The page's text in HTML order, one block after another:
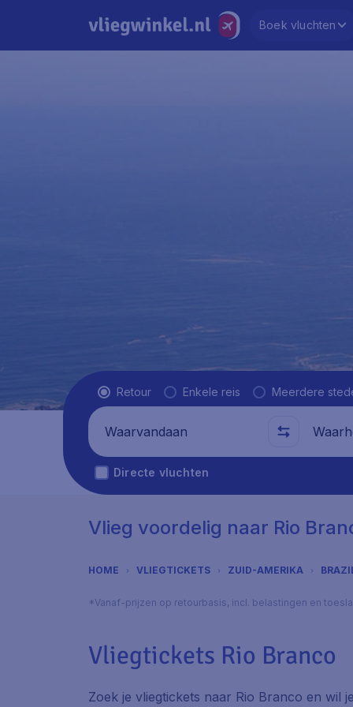
Boek vluchten
Vluchttype
Retour Enkele reis Meerdere
Waarvandaan
Directe vluchten
Vlieg voordelig naar Rio
HOME VLIEGTICKETS ZUID-AMERIKA
*Vanaf-prijzen op retourbasis, incl. belastingen en
Vliegtickets Rio Branco
Zoek je vliegtickets naar Rio Branco en wil